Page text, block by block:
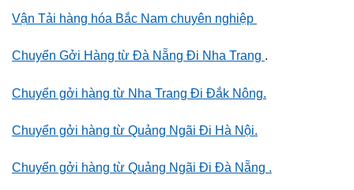
Vận Tải hàng hóa Bắc Nam chuyên nghiệp
Chuyển Gởi Hàng từ Đà Nẵng Đi Nha Trang .
Chuyển gởi hàng từ Nha Trang Đi Đắk Nông.
Chuyển gởi hàng từ Quảng Ngãi Đi Hà Nội.
Chuyển gởi hàng từ Quảng Ngãi Đi Đà Nẵng .